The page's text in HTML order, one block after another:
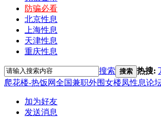
防骗必看
北京性息
上海性息
天津性息
重庆性息
搜索 搜索 热搜:
爬花楼-热饭网全国兼职外围女楼凤性息论
加为好友
发送消息